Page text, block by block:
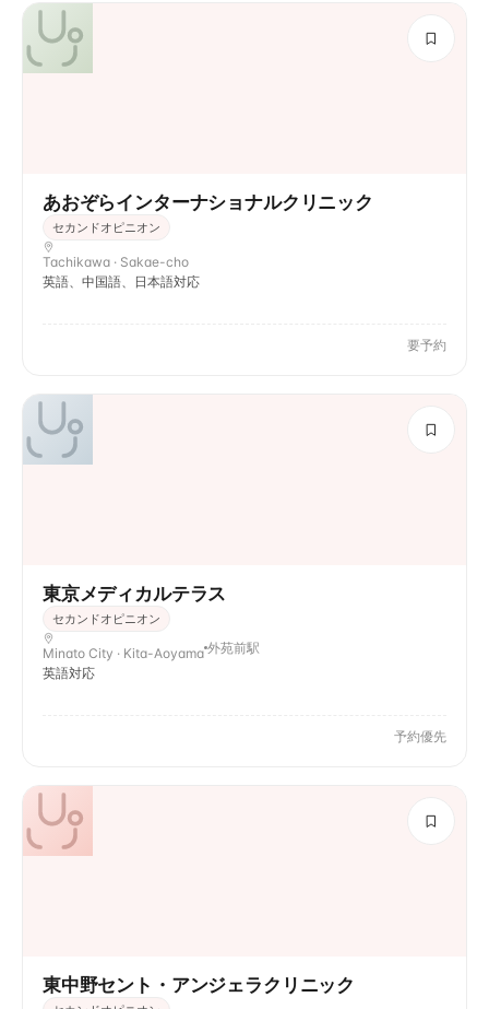
あおぞらインターナショナルクリニック
セカンドオピニオン
Tachikawa · Sakae-cho
英語、中国語、日本語対応
要予約
東京メディカルテラス
セカンドオピニオン
Minato City · Kita-Aoyama 外苑前駅
英語対応
予約優先
東中野セント・アンジェラクリニック